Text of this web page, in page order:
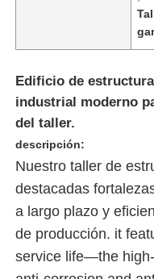
Videos
Sobre nosotros
Visita a la fábrica
Control de Calidad
Contacto
Edificio de
industrial moderno
del taller.
descripción:
Nuestro taller de
destacadas
a largo plazo y
de producción. it
service life—the